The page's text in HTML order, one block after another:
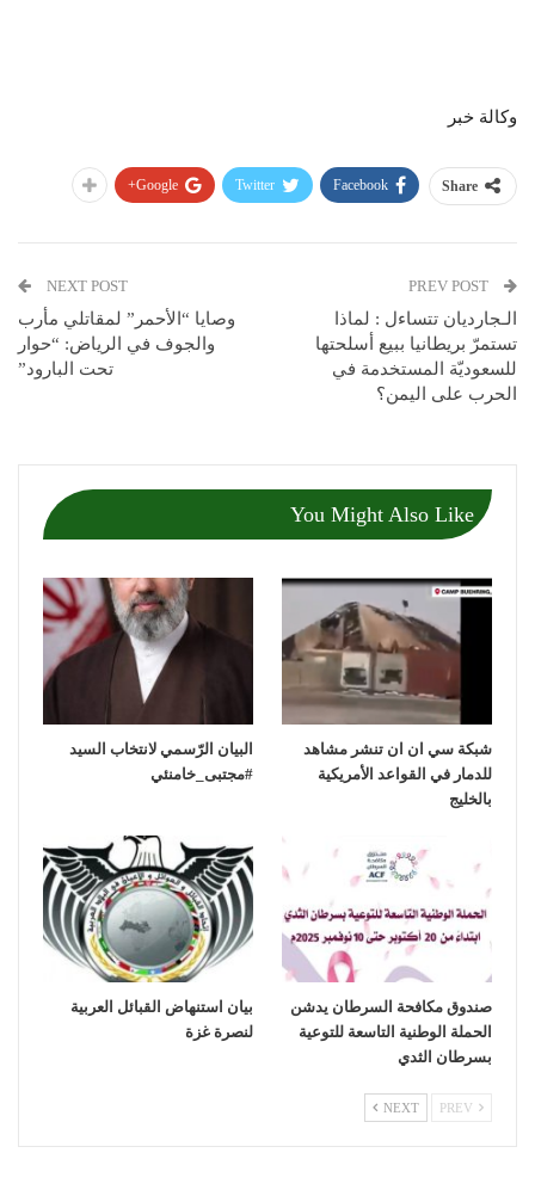
وكالة خبر
Share
Facebook
Twitter
Google+
الـجارديان تتساءل : لماذا
تستمرّ بريطانيا ببيع أسلحتها
للسعوديّة المستخدمة في
الحرب على اليمن؟
NEXT POST
وصايا “الأحمر” لمقاتلي مأرب
والجوف في الرياض: “حوار
تحت البارود”
You Might Also Like
شبكة سي ان ان تنشر مشاهد
للدمار في القواعد الأمريكية
بالخليج
‏البيان الرّسمي لانتخاب السيد
صندوق مكافحة السرطان يدشن
الحملة الوطنية التاسعة للتوعية
بسرطان الثدي
بيان استنهاض القبائل العربية
لنصرة غزة
NEXT